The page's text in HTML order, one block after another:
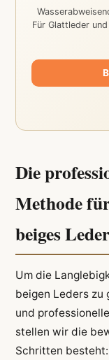
Für Glattleder
Die
Methode
beiges Leder
Um die
beigen Leders zu
und
stellen wir die
Schritten